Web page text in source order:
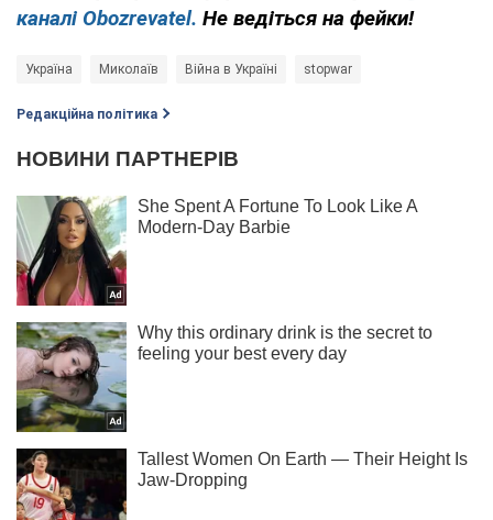
каналі Obozrevatel. Не ведіться на фейки!
Україна Миколаїв Війна в Україні stopwar
Редакційна політика